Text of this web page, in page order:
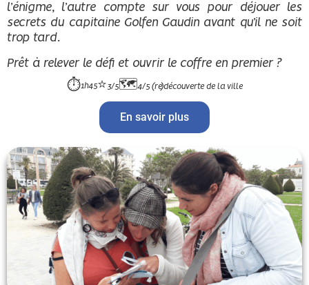
l’énigme, l’autre compte sur vous pour déjouer les
secrets du capitaine Golfen Gaudin avant qu’il ne soit
trop tard.
Prêt à relever le défi et ouvrir le coffre en premier ?
⏱️1h45⭐3/5🗺️4/5 (re)découverte de la ville
En savoir plus